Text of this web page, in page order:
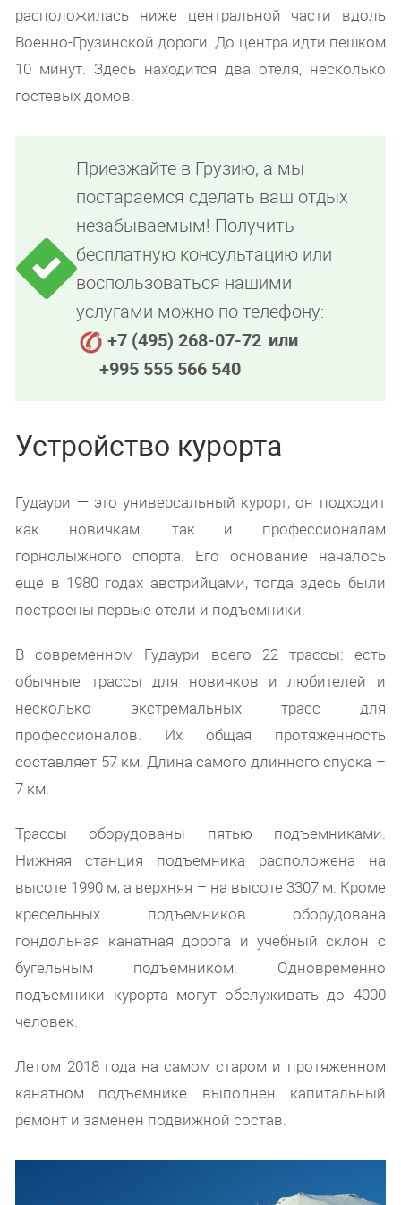
расположилась ниже центральной части вдоль
Военно-Грузинской дороги. До центра идти пешком
10 минут. Здесь находится два отеля, несколько
гостевых домов.
Приезжайте в Грузию, а мы
постараемся сделать ваш отдых
незабываемым! Получить
бесплатную консультацию или
воспользоваться нашими
услугами можно по телефону:
+7 (495) 268-07-72 или
+995 555 566 540
Устройство курорта
Гудаури — это универсальный курорт, он подходит
как новичкам, так и профессионалам
горнолыжного спорта. Его основание началось
еще в 1980 годах австрийцами, тогда здесь были
построены первые отели и подъемники.
В современном Гудаури всего 22 трассы: есть
обычные трассы для новичков и любителей и
несколько экстремальных трасс для
профессионалов. Их общая протяженность
составляет 57 км. Длина самого длинного спуска –
7 км.
Трассы оборудованы пятью подъемниками.
Нижняя станция подъемника расположена на
высоте 1990 м, а верхняя – на высоте 3307 м. Кроме
кресельных подъемников оборудована
гондольная канатная дорога и учебный склон с
бугельным подъемником. Одновременно
подъемники курорта могут обслуживать до 4000
человек.
Летом 2018 года на самом старом и протяженном
канатном подъемнике выполнен капитальный
ремонт и заменен подвижной состав.